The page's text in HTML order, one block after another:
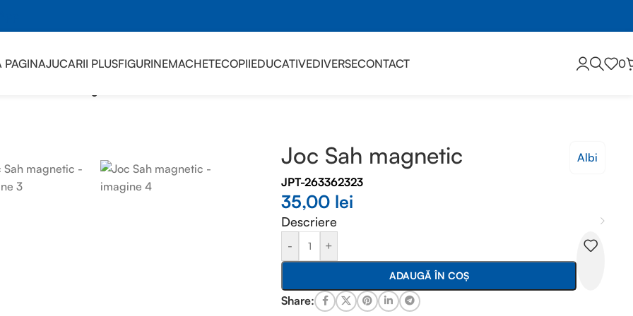
PAGINAJUCARII PLUSFIGURINEMACHETECOPIIEDUCATIVEDIVERSECONTACT
0
Joc Sah magnetic
Albi
JPT-263362323
35,00 lei
Descriere
- +
ADAUGĂ ÎN COȘ
Share: